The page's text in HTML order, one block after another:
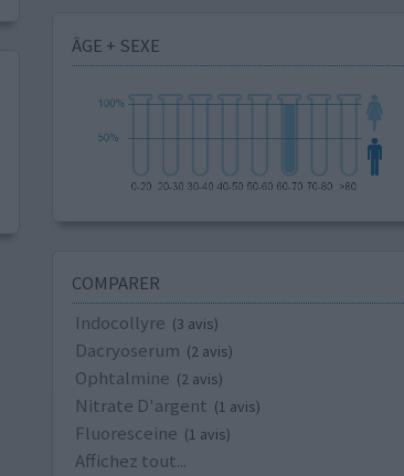
ÂGE + SEXE
COMPARER
Indocollyre (3 avis)
Dacryoserum (2 avis)
Ophtalmine (2 avis)
Nitrate D'argent (1 avis)
Fluoresceine (1 avis)
Affichez tout...